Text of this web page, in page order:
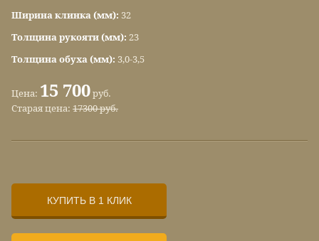
Ширина клинка (мм): 32
Толщина рукояти (мм): 23
Толщина обуха (мм): 3,0-3,5
Цена: 15 700 руб.
Старая цена: 17300 руб.
КУПИТЬ В 1 КЛИК